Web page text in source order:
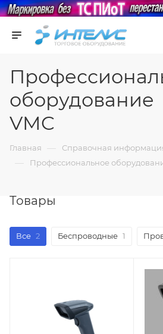
оборудование
VMC
Главная — Справочная
— Профессиональное
Товары
Все 2 Беспроводные 1